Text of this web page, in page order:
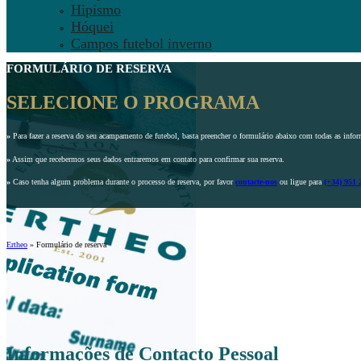
Hipismo
Hóquei
Campos futebol inverno
FORMULÁRIO DE RESERVA
SELECIONE O PROGRAMA
» Para fazer a reserva do seu acampamento de futebol, basta preencher o formulário abaixo com todas as
» Assim que recebermos seus dados entraremos em contato para confirmar sua reserva.
» Caso tenha algum problema durante o processo de reserva, por favorcontacte-nos ou ligue para (+34) 951
Ertheo » Formulário de reserva
Informações de Contacto Pessoal